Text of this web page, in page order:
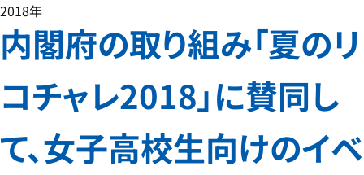
2018年
内閣府の取り組み「夏のリ
コチャレ2018」に賛同し
て、女子高校生向けのイベ